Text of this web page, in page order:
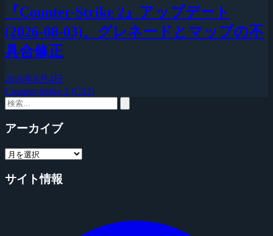
『Counter-Strike 2』アップデート
(2026-08-03)、グレネードとマップの不
具合修正
2026年8月4日
Counter-Strike 2 (CS2)
アーカイブ
サイト情報